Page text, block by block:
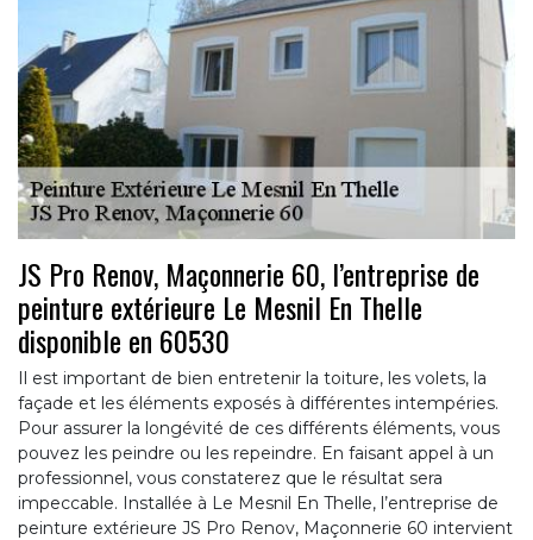
JS Pro Renov, Maçonnerie 60, l’entreprise de
peinture extérieure Le Mesnil En Thelle
disponible en 60530
Il est important de bien entretenir la toiture, les volets, la
façade et les éléments exposés à différentes intempéries.
Pour assurer la longévité de ces différents éléments, vous
pouvez les peindre ou les repeindre. En faisant appel à un
professionnel, vous constaterez que le résultat sera
impeccable. Installée à Le Mesnil En Thelle, l’entreprise de
peinture extérieure JS Pro Renov, Maçonnerie 60 intervient